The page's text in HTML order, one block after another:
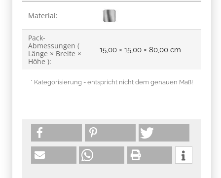
Material:
Pack-
Abmessungen (
Länge × Breite ×
Höhe ):
15,00 × 15,00 × 80,00 cm
* Kategorisierung - entspricht nicht dem genauen Maß!